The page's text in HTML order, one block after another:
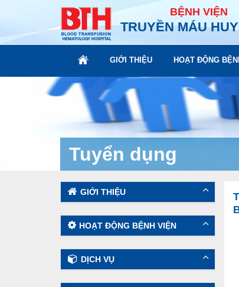
BỆNH VIỆN
TRUYỀN MÁU
GIỚI THIỆU HOẠT ĐỘNG
Tuyển dụng
GIỚI THIỆU
HOẠT ĐỘNG BỆNH VIỆN
DỊCH VỤ